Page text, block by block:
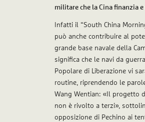
militare che la Cina finanzia
Infatti il “South China
può anche contribuire al
grande base navale della
significa che le navi da
Popolare di Liberazione vi
routine, riprendendo le
Wang Wentian: «Il progetto
non è rivolto a terzi»,
opposizione di Pechino ai